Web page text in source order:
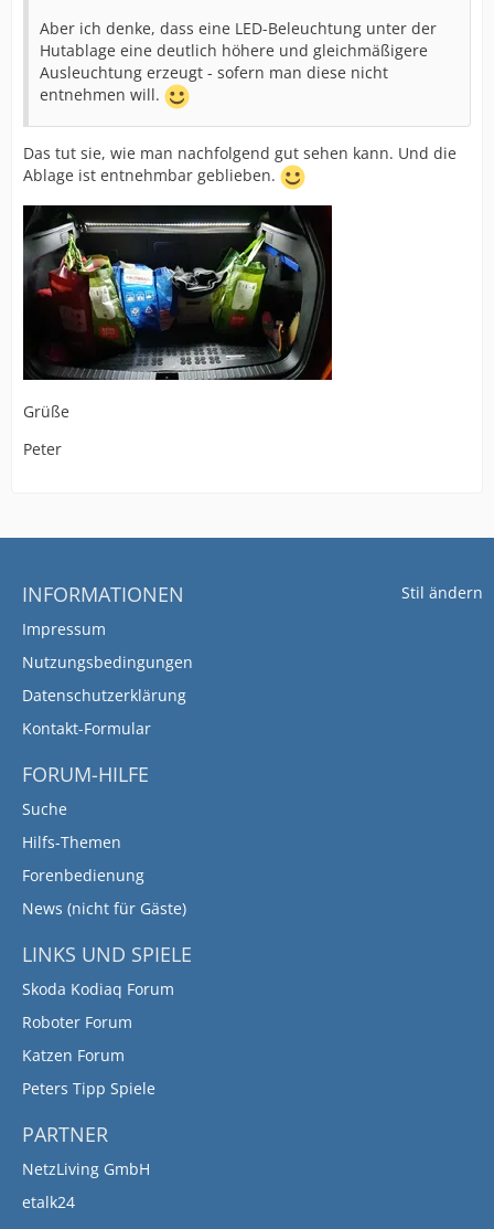
Aber ich denke, dass eine LED-Beleuchtung unter der
Hutablage eine deutlich höhere und gleichmäßigere
Ausleuchtung erzeugt - sofern man diese nicht
entnehmen will.
Das tut sie, wie man nachfolgend gut sehen kann. Und die
Ablage ist entnehmbar geblieben.
Grüße
Peter
Stil ändern
INFORMATIONEN
Impressum
Nutzungsbedingungen
Datenschutzerklärung
Kontakt-Formular
FORUM-HILFE
Suche
Hilfs-Themen
Forenbedienung
News (nicht für Gäste)
LINKS UND SPIELE
Skoda Kodiaq Forum
Roboter Forum
Katzen Forum
Peters Tipp Spiele
PARTNER
NetzLiving GmbH
etalk24